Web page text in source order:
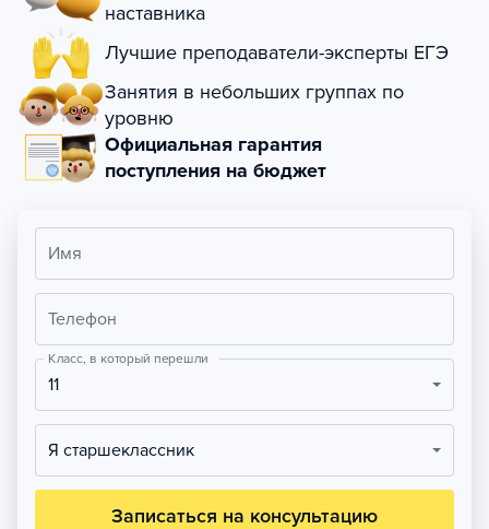
наставника
Лучшие преподаватели-эксперты ЕГЭ
Занятия в небольших группах по
уровню
Официальная гарантия
поступления на бюджет
Имя
Телефон
Класс, в который перешли
11
Я старшеклассник
Записаться на консультацию